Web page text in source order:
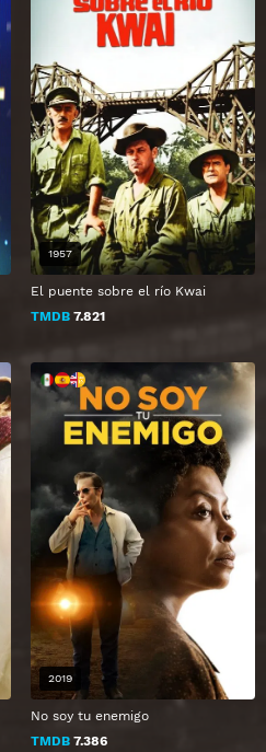
El puente sobre el río Kwai
TMDB 7.821
1957
No soy tu enemigo
TMDB 7.386
2019